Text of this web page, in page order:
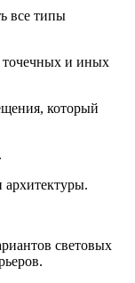
все типы
точечных и иных
который
световых